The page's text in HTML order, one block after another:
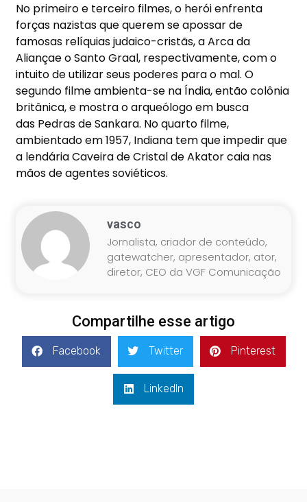
No primeiro e terceiro filmes, o herói enfrenta
forças nazistas que querem se apossar de
famosas relíquias judaico-cristãs, a Arca da
Aliançae o Santo Graal, respectivamente, com o
intuito de utilizar seus poderes para o mal. O
segundo filme ambienta-se na Índia, então colônia
britânica, e mostra o arqueólogo em busca
das Pedras de Sankara. No quarto filme,
ambientado em 1957, Indiana tem que impedir que
a lendária Caveira de Cristal de Akator caia nas
mãos de agentes soviéticos.
vasco
Jornalista, criador de conteúdo,
gatewatcher, apresentador, ator,
diretor, CEO da VGF Comunicação
Compartilhe esse artigo
Facebook Twitter Pinterest
LinkedIn